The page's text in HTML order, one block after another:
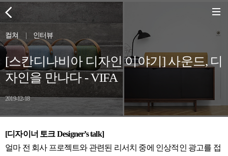
컬쳐 인터뷰
[스칸디나비아 디자인 이야기] 사운드, 디
자인을 만나다 - VIFA
2019-12-18
[디자이너 토크 Designer’s talk]
얼마 전 회사 프로젝트와 관련된 리서치 중에 인상적인 광고를 접